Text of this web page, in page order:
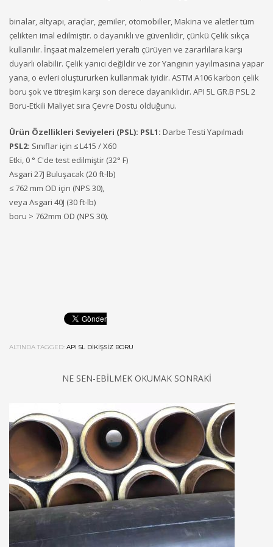
binalar, altyapı, araçlar, gemiler, otomobiller, Makina ve aletler tüm
çelikten imal edilmiştir. o dayanıklı ve güvenlidir, çünkü Çelik sıkça
kullanılır. İnşaat malzemeleri yeraltı çürüyen ve zararlılara karşı
duyarlı olabilir. Çelik yanıcı değildir ve zor Yangının yayılmasına yapar
yana, o evleri oluştururken kullanmak iyidir. ASTM A106 karbon çelik
boru şok ve titreşim karşı son derece dayanıklıdır. API 5L GR.B PSL 2
Boru-Etkili Maliyet sıra Çevre Dostu olduğunu.
Ürün Özellikleri Seviyeleri (PSL): PSL1: Darbe Testi Yapılmadı
PSL2: Sınıflar için ≤ L415 / X60
Etki, 0 ° C'de test edilmiştir (32° F)
Asgari 27J Buluşacak (20 ft-lb)
≤ 762 mm OD için (NPS 30),
veya Asgari 40J (30 ft-lb)
boru > 762mm OD (NPS 30).
ALTINDA TAGGED: API 5L DIKIŞSIZ BORU
NE SEN-EBILMEK OKUMAK SONRAKI